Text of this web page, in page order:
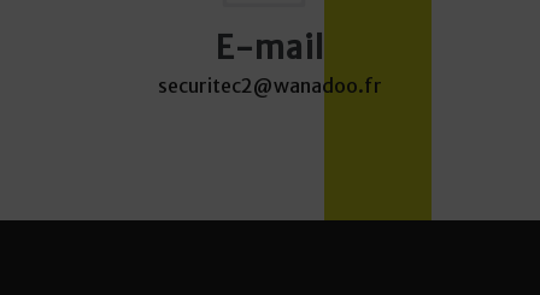
E-mail
securitec2@wanadoo.fr